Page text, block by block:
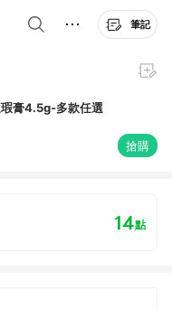
筆記
膏4.5g-多款任選
搶購
14點